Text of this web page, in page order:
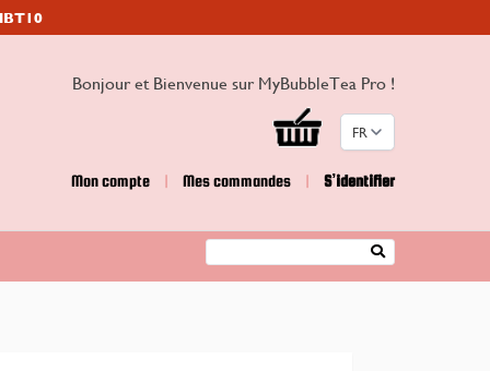
Bonjour et Bienvenue sur MyBubbleTea Pro !
FR
Mon compte | Mes commandes | S’identifier